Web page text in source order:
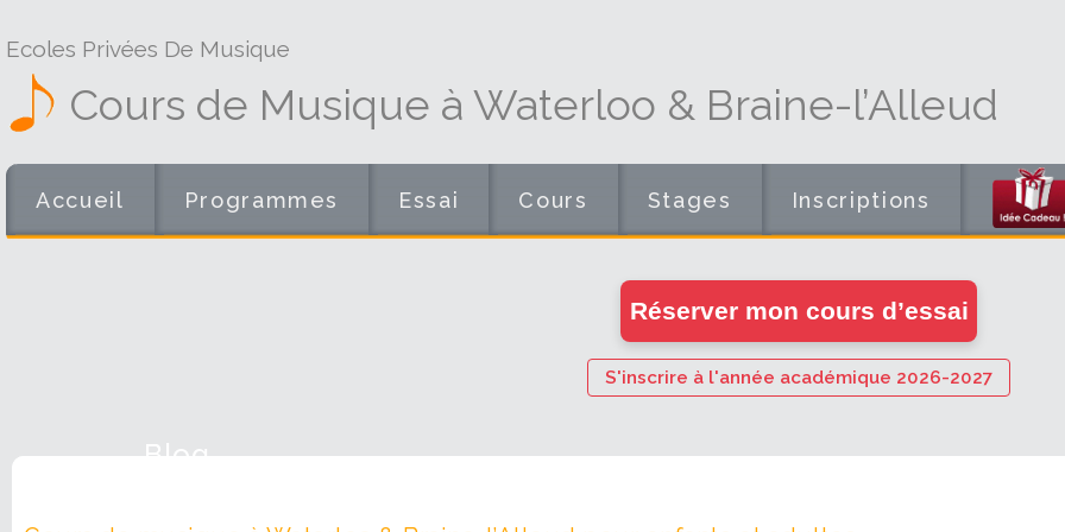
Ecoles Privées De Musique
Cours de Musique à Waterloo & Braine-l’Alleud
Accueil Programmes Essai Cours Stages Inscriptions
Réserver mon cours d’essai
S'inscrire à l'année académique 2026-2027
Blog